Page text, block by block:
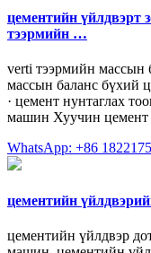
цементийн үйлдвэрт
тээрмийн …
verti тээрмийн массын
массын баланс бүхий
· цемент нунтаглах
машин Хуучин
WhatsApp: +86
цементийн
цементийн үйлдвэр